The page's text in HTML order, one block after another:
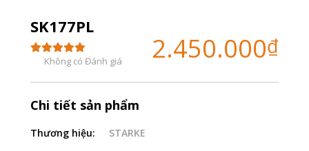
SK177PL
Không có Đánh giá 2.450.000₫
Chi tiết sản phẩm
Thương hiệu:
STARKE